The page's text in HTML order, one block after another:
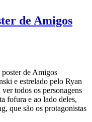
de Amigos
de Amigos
e estrelado pelo Ryan
todos os personagens
fofura e ao lado deles,
que são os protagonistas